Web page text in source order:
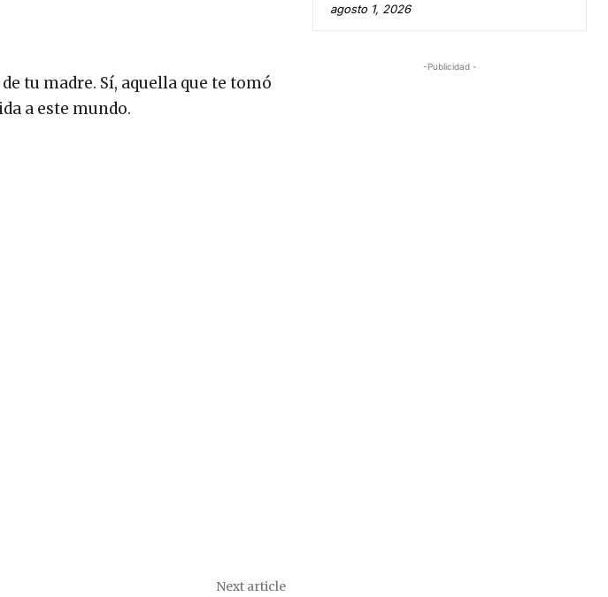
tu madre. Sí, aquella que te tomó
a este mundo.
Next article
agosto 1, 2026
-Publicidad -